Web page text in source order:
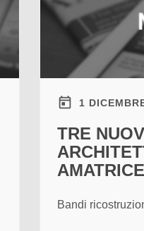
1
TRE
AMATRICE
Bandi